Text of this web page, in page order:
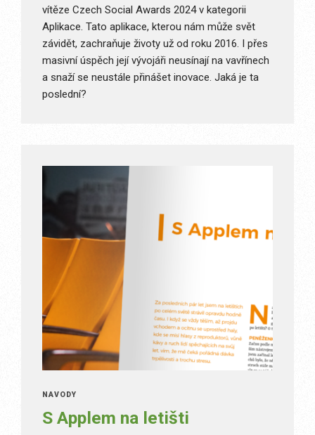
vítěze Czech Social Awards 2024 v kategorii
Aplikace. Tato aplikace, kterou nám může svět
závidět, zachraňuje životy už od roku 2016. I přes
masivní úspěch její vývojáři neusínají na vavřínech
a snaží se neustále přinášet inovace. Jaká je ta
poslední?
NÁVODY
S Applem na letišti